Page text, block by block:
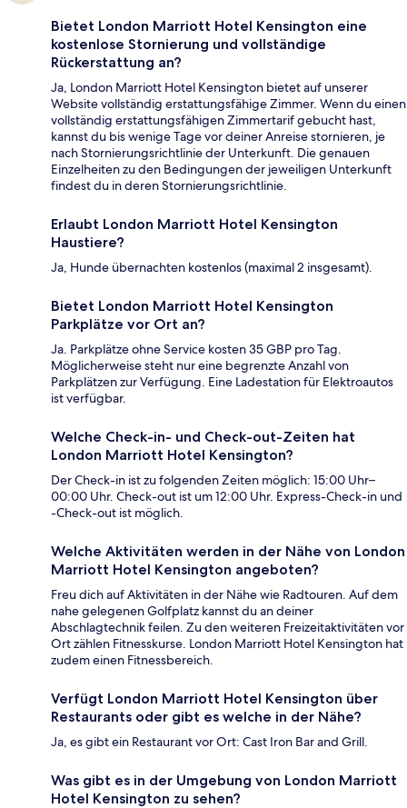
Bietet London Marriott Hotel Kensington eine
kostenlose Stornierung und vollständige
Rückerstattung an?
Ja, London Marriott Hotel Kensington bietet auf unserer
Website vollständig erstattungsfähige Zimmer. Wenn du einen
vollständig erstattungsfähigen Zimmertarif gebucht hast,
kannst du bis wenige Tage vor deiner Anreise stornieren, je
nach Stornierungsrichtlinie der Unterkunft. Die genauen
Einzelheiten zu den Bedingungen der jeweiligen Unterkunft
findest du in deren Stornierungsrichtlinie.
Erlaubt London Marriott Hotel Kensington
Haustiere?
Ja, Hunde übernachten kostenlos (maximal 2 insgesamt).
Bietet London Marriott Hotel Kensington
Parkplätze vor Ort an?
Ja. Parkplätze ohne Service kosten 35 GBP pro Tag.
Möglicherweise steht nur eine begrenzte Anzahl von
Parkplätzen zur Verfügung. Eine Ladestation für Elektroautos
ist verfügbar.
Welche Check-in- und Check-out-Zeiten hat
London Marriott Hotel Kensington?
Der Check-in ist zu folgenden Zeiten möglich: 15:00 Uhr–
00:00 Uhr. Check-out ist um 12:00 Uhr. Express-Check-in und
-Check-out ist möglich.
Welche Aktivitäten werden in der Nähe von London
Marriott Hotel Kensington angeboten?
Freu dich auf Aktivitäten in der Nähe wie Radtouren. Auf dem
nahe gelegenen Golfplatz kannst du an deiner
Abschlagtechnik feilen. Zu den weiteren Freizeitaktivitäten vor
Ort zählen Fitnesskurse. London Marriott Hotel Kensington hat
zudem einen Fitnessbereich.
Verfügt London Marriott Hotel Kensington über
Restaurants oder gibt es welche in der Nähe?
Ja, es gibt ein Restaurant vor Ort: Cast Iron Bar and Grill.
Was gibt es in der Umgebung von London Marriott
Hotel Kensington zu sehen?